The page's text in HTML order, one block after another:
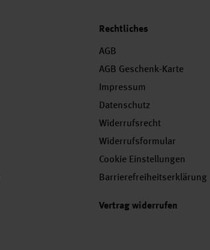
Rechtliches
AGB
AGB Geschenk-Karte
Impressum
Datenschutz
Widerrufsrecht
Widerrufsformular
Cookie Einstellungen
Barrierefreiheitserklärung
Vertrag widerrufen